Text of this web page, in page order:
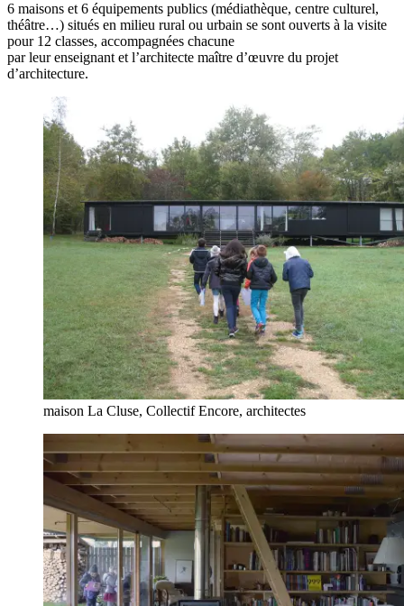
6 maisons et 6 équipements publics (médiathèque, centre culturel,
théâtre…) situés en milieu rural ou urbain se sont ouverts à la visite
pour 12 classes, accompagnées chacune
par leur enseignant et l’architecte maître d’œuvre du projet
d’architecture.
maison La Cluse, Collectif Encore, architectes